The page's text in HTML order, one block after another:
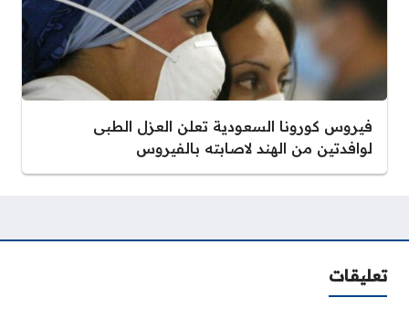
فيروس كورونا السعودية تعلن العزل الطبى
لوافدتين من الهند لاصابته بالفيروس
تعليقات